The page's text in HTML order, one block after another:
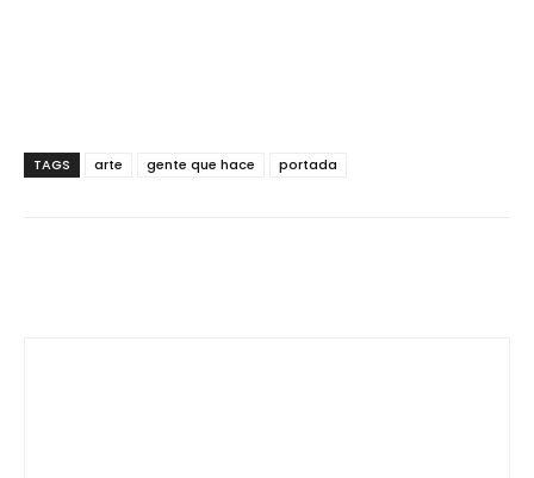
TAGS arte gente que hace portada